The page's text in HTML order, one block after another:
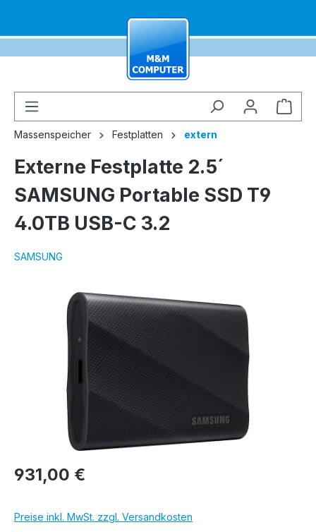
Massenspeicher Festplatten extern
Externe Festplatte 2.5´
SAMSUNG Portable SSD T9
4.0TB USB-C 3.2
SAMSUNG
Bildergalerie überspringen
931,00 €
Preise inkl. MwSt. zzgl. Versandkosten